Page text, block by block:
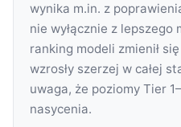
wynika m.in. z
nie wyłącznie z lepszego
ranking modeli zmienił
wzrosły szerzej w całej
uwaga, że poziomy Tier
nasycenia.